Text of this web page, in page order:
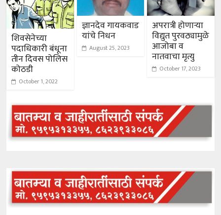
शिवसेनेच्या
पदाधिकारी बंधूना
तीन दिवस पोलिस
कोठडी
October 1, 2022
ज्ञानदेव गायकवाड
यांचे निधन
August 25, 2023
अपरात्री होणाऱ्या
विद्युत पुरवठ्यामुळे
आजोबा व
नातवाचा मृत्यु
October 17, 2023